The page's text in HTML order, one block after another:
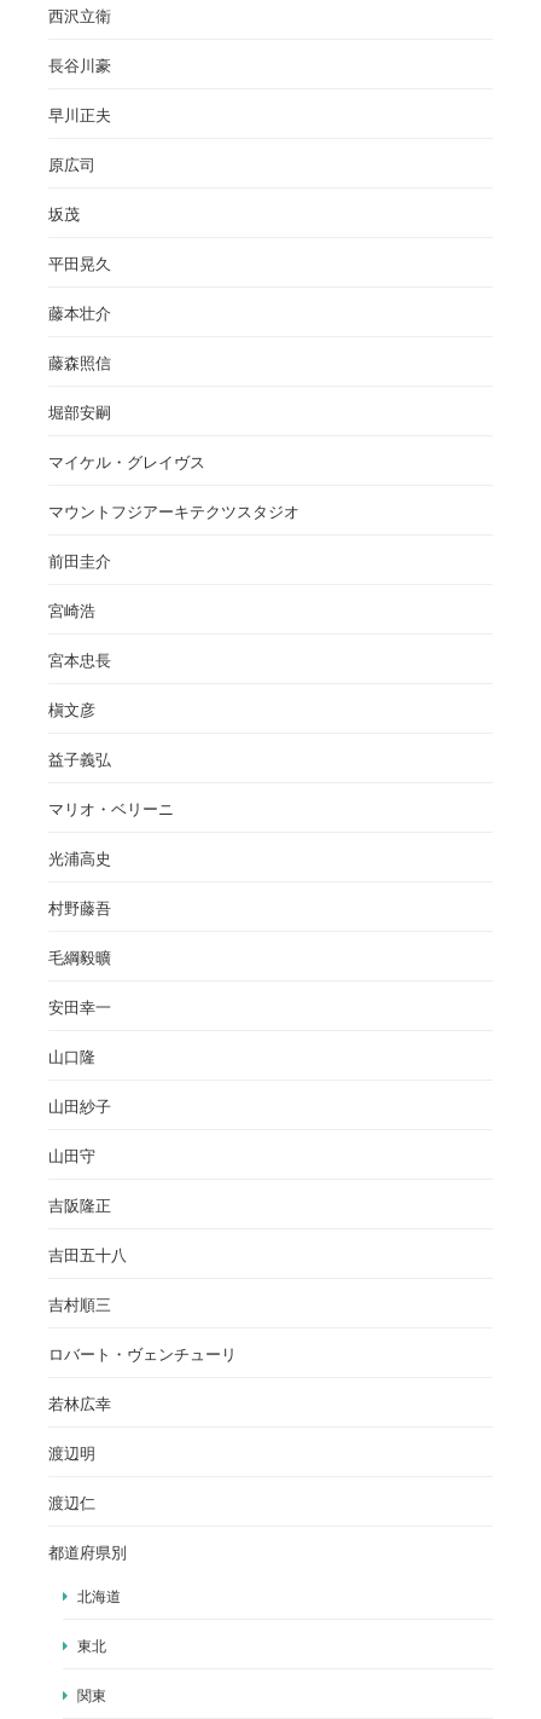
西沢立衛
長谷川豪
早川正夫
原広司
坂茂
平田晃久
藤本壮介
藤森照信
堀部安嗣
マイケル・グレイヴス
マウントフジアーキテクツスタジオ
前田圭介
宮崎浩
宮本忠長
槇文彦
益子義弘
マリオ・ベリーニ
光浦高史
村野藤吾
毛綱毅曠
安田幸一
山口隆
山田紗子
山田守
吉阪隆正
吉田五十八
吉村順三
ロバート・ヴェンチューリ
若林広幸
渡辺明
渡辺仁
都道府県別
北海道
東北
関東